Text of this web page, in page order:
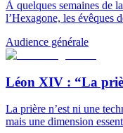
À quelques semaines de
l’Hexagone, les évêques
Audience générale
Léon XIV : “La
La prière n’est ni une
mais une dimension